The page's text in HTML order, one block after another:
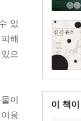
이 책
있
해
으
이
용